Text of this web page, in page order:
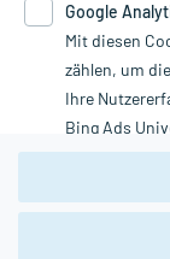
Therapien
Google Analytics.
unserer
nutzen Sie das
Vertrag
*Hinweise zu
Google
Mit diesen
zählen, um
Ihre
Bing Ads
Youtube-
Wir